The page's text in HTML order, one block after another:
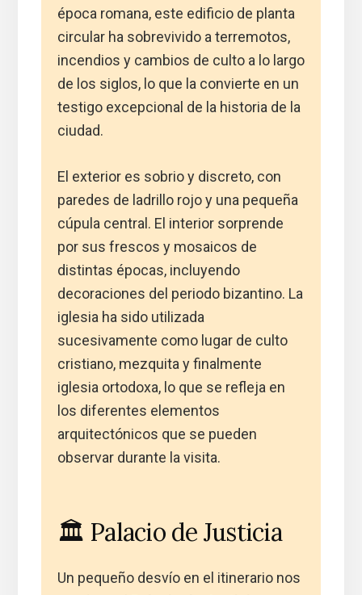
época romana, este edificio de planta
circular ha sobrevivido a terremotos,
incendios y cambios de culto a lo largo
de los siglos, lo que la convierte en un
testigo excepcional de la historia de la
ciudad.
El exterior es sobrio y discreto, con
paredes de ladrillo rojo y una pequeña
cúpula central. El interior sorprende
por sus frescos y mosaicos de
distintas épocas, incluyendo
decoraciones del periodo bizantino. La
iglesia ha sido utilizada
sucesivamente como lugar de culto
cristiano, mezquita y finalmente
iglesia ortodoxa, lo que se refleja en
los diferentes elementos
arquitectónicos que se pueden
observar durante la visita.
🏛️ Palacio de Justicia
Un pequeño desvío en el itinerario nos